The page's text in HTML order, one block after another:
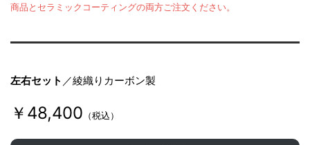
商品とセラミックコーティングの両方ご注文ください。
左右セット ／綾織りカーボン製
￥48,400 （税込）